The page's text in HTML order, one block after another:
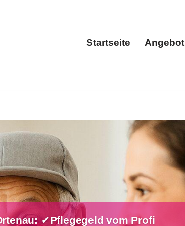
Startseite Angebot
✓Pflegegeld vom Profi